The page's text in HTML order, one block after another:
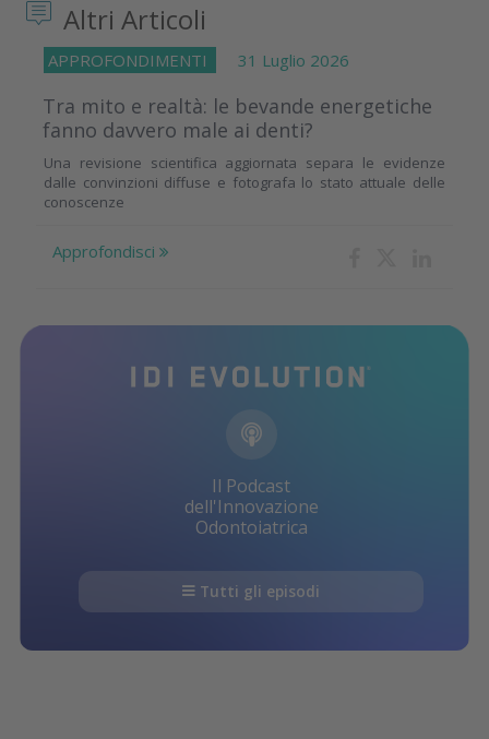
Altri Articoli
APPROFONDIMENTI 31 Luglio 2026
Tra mito e realtà: le bevande energetiche
fanno davvero male ai denti?
Una revisione scientifica aggiornata separa le evidenze
dalle convinzioni diffuse e fotografa lo stato attuale delle
conoscenze
Approfondisci
Il Podcast
dell'Innovazione
Odontoiatrica
Tutti gli episodi